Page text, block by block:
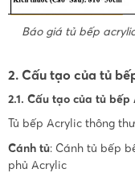
Báo giá tủ bếp
2. Cấu tạo của tủ
2.1. Cấu tạo của tủ
Tủ bếp Acrylic thông
Cánh tủ: Cánh tủ bếp
phủ Acrylic